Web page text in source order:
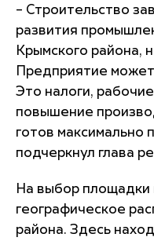
– Строительство
развития
Крымского района,
Предприятие
Это налоги,
повышение
готов максимально
подчеркнул глава
На выбор площадки
географическое
района. Здесь